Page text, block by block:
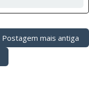
Postagem mais antiga